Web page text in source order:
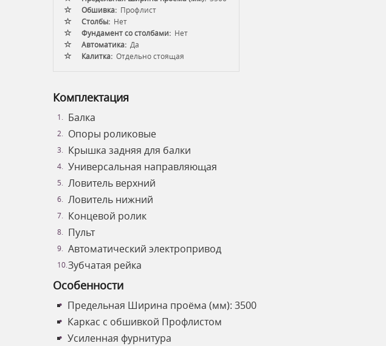
Обшивка: Профлист
Столбы: Нет
Фундамент со столбами: Нет
Автоматика: Да
Калитка: Отдельно стоящая
Комплектация
Балка
Опоры роликовые
Крышка задняя для балки
Универсальная направляющая
Ловитель верхний
Ловитель нижний
Концевой ролик
Пульт
Автоматический электропривод
Зубчатая рейка
Особенности
Предельная Ширина проёма (мм): 3500
Каркас с обшивкой Профлистом
Усиленная фурнитура